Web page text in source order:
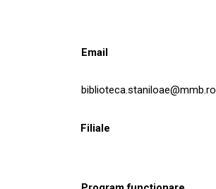
Email
biblioteca.staniloae@mmb.ro
Filiale